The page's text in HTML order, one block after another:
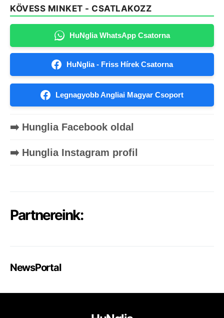
KÖVESS MINKET - CSATLAKOZZ
HuNglia WhatsApp Csatorna
HuNglia - Friss Hírek Csatorna
Legnagyobb Angliai Magyar Csoport
➡️ Hunglia Facebook oldal
➡️ Hunglia Instagram profil
Partnereink:
NewsPortal